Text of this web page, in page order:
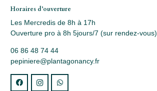
Horaires d’ouverture
Les Mercredis de 8h à 17h
Ouverture pro à 8h 5jours/7 (sur rendez-vous)
06 86 48 74 44
pepiniere@plantagonancy.fr